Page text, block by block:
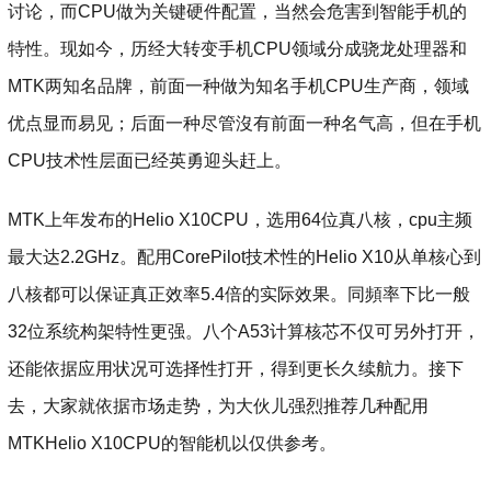
讨论，而CPU做为关键硬件配置，当然会危害到智能手机的
特性。现如今，历经大转变手机CPU领域分成骁龙处理器和
MTK两知名品牌，前面一种做为知名手机CPU生产商，领域
优点显而易见；后面一种尽管沒有前面一种名气高，但在手机
CPU技术性层面已经英勇迎头赶上。
MTK上年发布的Helio X10CPU，选用64位真八核，cpu主频
最大达2.2GHz。配用CorePilot技术性的Helio X10从单核心到
八核都可以保证真正效率5.4倍的实际效果。同頻率下比一般
32位系统构架特性更强。八个A53计算核芯不仅可另外打开，
还能依据应用状况可选择性打开，得到更长久续航力。接下
去，大家就依据市场走势，为大伙儿强烈推荐几种配用
MTKHelio X10CPU的智能机以仅供参考。